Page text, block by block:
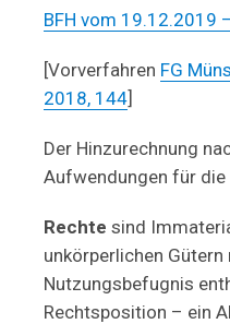
BFH vom 19.12.2019
[Vorverfahren FG
2018, 144]
Der Hinzurechnung
Aufwendungen für die
Rechte sind
unkörperlichen
Nutzungsbefugnis
Rechtsposition – ein